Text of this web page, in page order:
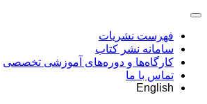
فهرست نشریات
سامانه نشر کتاب
کارگاه‌ها و دوره‌های آموزشی تخصصی
تماس با ما
English